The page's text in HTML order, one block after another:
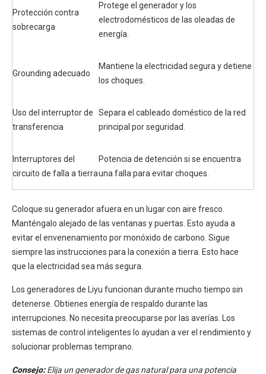
Protección contra
sobrecarga
Protege el generador y los
electrodomésticos de las oleadas de
energía.
Grounding adecuado
Mantiene la electricidad segura y detiene
los choques.
Uso del interruptor de
transferencia
Separa el cableado doméstico de la red
principal por seguridad.
Interruptores del
circuito de falla a tierra
Potencia de detención si se encuentra
una falla para evitar choques.
Coloque su generador afuera en un lugar con aire fresco.
Manténgalo alejado de las ventanas y puertas. Esto ayuda a
evitar el envenenamiento por monóxido de carbono. Sigue
siempre las instrucciones para la conexión a tierra. Esto hace
que la electricidad sea más segura.
Los generadores de Liyu funcionan durante mucho tiempo sin
detenerse. Obtienes energía de respaldo durante las
interrupciones. No necesita preocuparse por las averías. Los
sistemas de control inteligentes lo ayudan a ver el rendimiento y
solucionar problemas temprano.
Consejo:Elija un generador de gas natural para una potencia